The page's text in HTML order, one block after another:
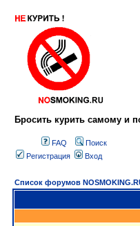
Бросить курить самому и
FAQ
Поиск
Регистрация
Вход
Список форумов